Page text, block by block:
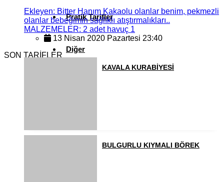
Pratik Tarifler
Diğer
Ekleyen: Bitter Hanım Kakaolu olanlar benim, pekmezli
olanlar bebeğimin sağlıklı atıştırmalıkları..
MALZEMELER: 2 adet havuç 1
13 Nisan 2020 Pazartesi 23:40
SON TARİFLER
KAVALA KURABİYESİ
BULGURLU KIYMALI BÖREK